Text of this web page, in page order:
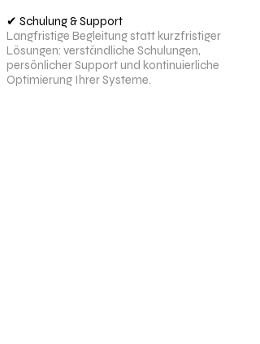
✔ Schulung & Support
Langfristige Begleitung statt kurzfristiger
Lösungen: verständliche Schulungen,
persönlicher Support und kontinuierliche
Optimierung Ihrer Systeme.